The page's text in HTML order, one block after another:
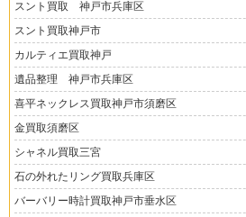
スント買取 神戸市兵庫区
スント買取神戸市
カルティエ買取神戸
遺品整理 神戸市兵庫区
喜平ネックレス買取神戸市須磨区
金買取須磨区
シャネル買取三宮
石の外れたリング買取兵庫区
バーバリー時計買取神戸市垂水区